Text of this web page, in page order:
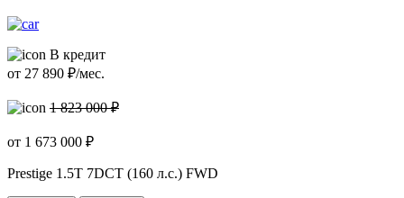
В кредит
от 27 890 ₽/мес.
1 823 000 ₽
от 1 673 000 ₽
Prestige 1.5T 7DCT (160 л.с.) FWD